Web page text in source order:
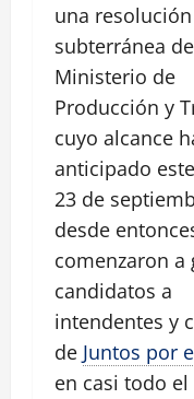
una resolución
subterránea
Ministerio de
Producción y
cuyo alcance
anticipado
23 de
desde
comenzaron a
candidatos a
intendentes y
de Juntos por
en casi todo